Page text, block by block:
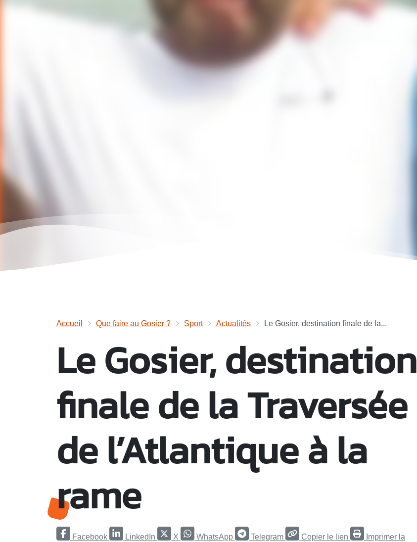
Accueil Que faire au Gosier ? Sport Actualités Le Gosier, destination finale de la...
Le Gosier, destination
finale de la Traversée
de l’Atlantique à la
rame
Facebook LinkedIn X WhatsApp Telegram Copier le lien
Imprimer la